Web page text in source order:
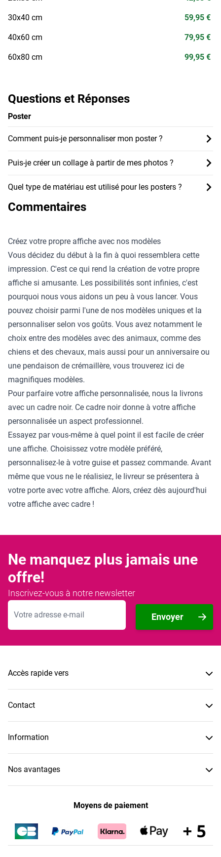
Questions et Réponses
Poster
Comment puis-je personnaliser mon poster ?
Puis-je créer un collage à partir de mes photos ?
Quel type de matériau est utilisé pour les posters ?
30x40 cm
40x60 cm
60x80 cm
59,95 €
79,95 €
99,95 €
Commentaires
Créez votre propre affiche avec nos modèles
Vous décidez du début à la fin à quoi ressemblera cette
impression. C'est ce qui rend la création de votre propre
affiche si amusante. Les possibilités sont infinies, c'est
pourquoi nous vous aidons un peu à vous lancer. Vous
pouvez choisir parmi l'une de nos modèles uniques et la
personnaliser selon vos goûts. Vous avez notamment le
choix entre des modèles avec des animaux, comme des
chiens et des chevaux, mais aussi pour un anniversaire ou
une pendaison de crémaillère, vous trouverez ici de
magnifiques modèles.
Pour parfaire votre affiche personnalisée, nous la livrons
avec un cadre noir. Ce cadre noir donne à votre affiche
personnalisée un aspect professionnel.
Essayez par vous-même à quel point il est facile de créer
une affiche. Choisissez votre modèle préféré,
personnalisez-le à votre guise et passez commande. Avant
même que vous ne le réalisiez, le livreur se présentera à
votre porte avec votre affiche. Alors, créez dès aujourd'hui
votre affiche avec cadre !
Ne manquez plus jamais une
offre!
Inscrivez-vous à notre newsletter
Adresse mail
Envoyer
Accès rapide vers
Contact
Information
Nos avantages
Moyens de paiement